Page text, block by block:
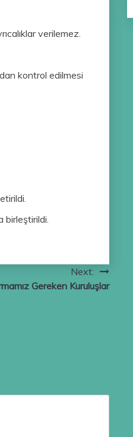
verilemez.
kontrol edilmesi
birleştirildi.
Next:
Gereken Kuruluşlar